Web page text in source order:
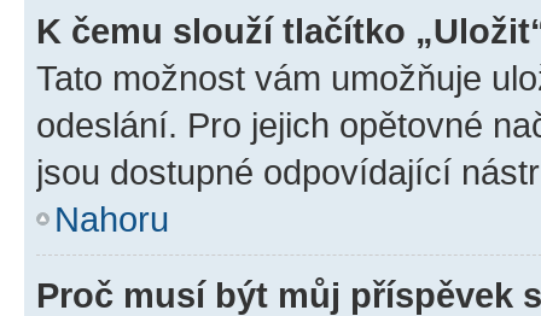
K čemu slouží tlačítko
Tato možnost vám umožňuje
odeslání. Pro jejich opětovné
jsou dostupné odpovídající
Nahoru
Proč musí být můj příspěvek